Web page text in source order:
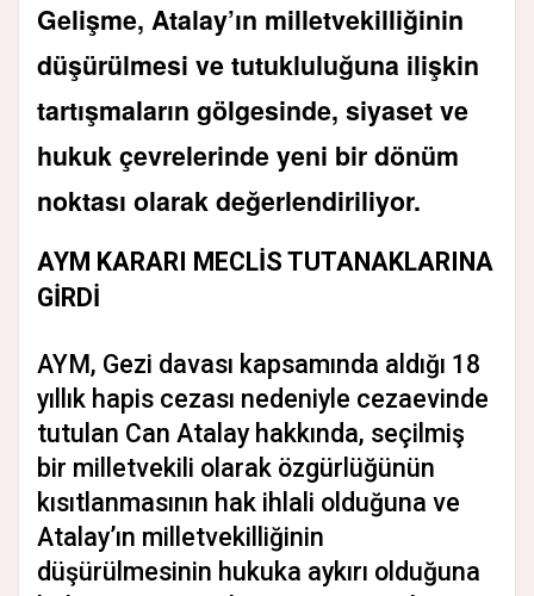
Gelişme, Atalay’ın milletvekilliğinin
düşürülmesi ve tutukluluğuna ilişkin
tartışmaların gölgesinde, siyaset ve
hukuk çevrelerinde yeni bir dönüm
noktası olarak değerlendiriliyor.
AYM KARARI MECLİS TUTANAKLARINA
GİRDİ
AYM, Gezi davası kapsamında aldığı 18
yıllık hapis cezası nedeniyle cezaevinde
tutulan Can Atalay hakkında, seçilmiş
bir milletvekili olarak özgürlüğünün
kısıtlanmasının hak ihlali olduğuna ve
Atalay’ın milletvekilliğinin
düşürülmesinin hukuka aykırı olduğuna